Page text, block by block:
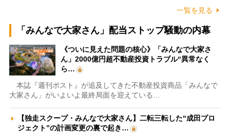
一覧を見る
「みんなで大家さん」配当ストップ騒動の内幕
《ついに見えた問題の核心》「みんなで大家さ
ん」2000億円超不動産投資トラブル“異常なく
ら…
本誌『週刊ポスト』が追及してきた不動産投資商品「みんなで
大家さん」がいよいよ最終局面を迎えている…
【独走スクープ・みんなで大家さん】二転三転した“成田プロ
ジェクト”の計画変更の裏で起き…